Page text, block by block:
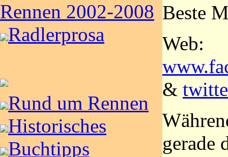
Rennen 2002-2008
Radlerprosa
Rund um Rennen
Historisches
Buchtipps
Beste
Web:
&
gerade